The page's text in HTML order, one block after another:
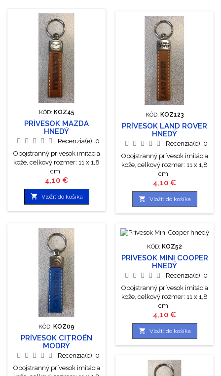
KÓD: KOZ45
PRÍVESOK MAZDA
HNEDÝ
Recenzia(e): 0
Obojstranný prívesok imitácia
kože, celkový rozmer: 11 x 1,8
cm.
Cena
4,10 €
 Vložiť do košíka
KÓD: KOZ123
PRÍVESOK LAND ROVER
HNEDÝ
Recenzia(e): 0
Obojstranný prívesok imitácia
kože, celkový rozmer: 11 x 1,8
cm.
Cena
4,10 €
 Vložiť do košíka
KÓD: KOZ09
PRÍVESOK CITROËN
MODRÝ
Recenzia(e): 0
Obojstranný prívesok imitácia
KÓD: KOZ52
PRÍVESOK MINI COOPER
HNEDÝ
Recenzia(e): 0
Obojstranný prívesok imitácia
kože, celkový rozmer: 11 x 1,8
cm.
Cena
4,10 €
 Vložiť do košíka